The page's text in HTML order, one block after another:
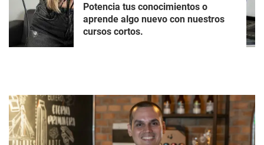
Potencia tus conocimientos o
aprende algo nuevo con nuestros
cursos cortos.